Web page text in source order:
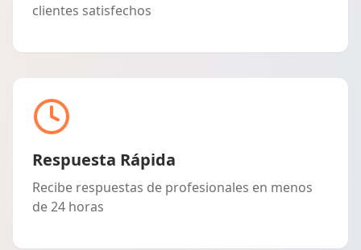
clientes satisfechos
Respuesta Rápida
Recibe respuestas de profesionales en menos
de 24 horas